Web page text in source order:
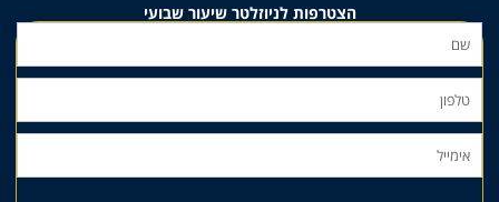
הצטרפות לניוזלטר שיעור שבועי